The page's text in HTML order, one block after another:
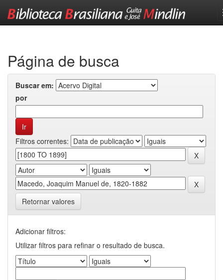
Página de busca
Buscar em:
por
Filtros correntes:
Retornar valores
Adicionar filtros:
Utilizar filtros para refinar o resultado de busca.